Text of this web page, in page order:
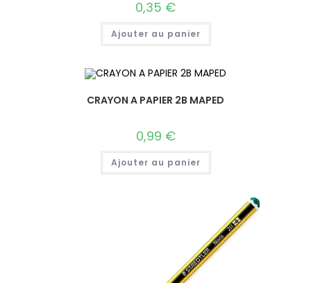
0,35 €
Ajouter au panier
CRAYON A PAPIER 2B MAPED
0,99 €
Ajouter au panier